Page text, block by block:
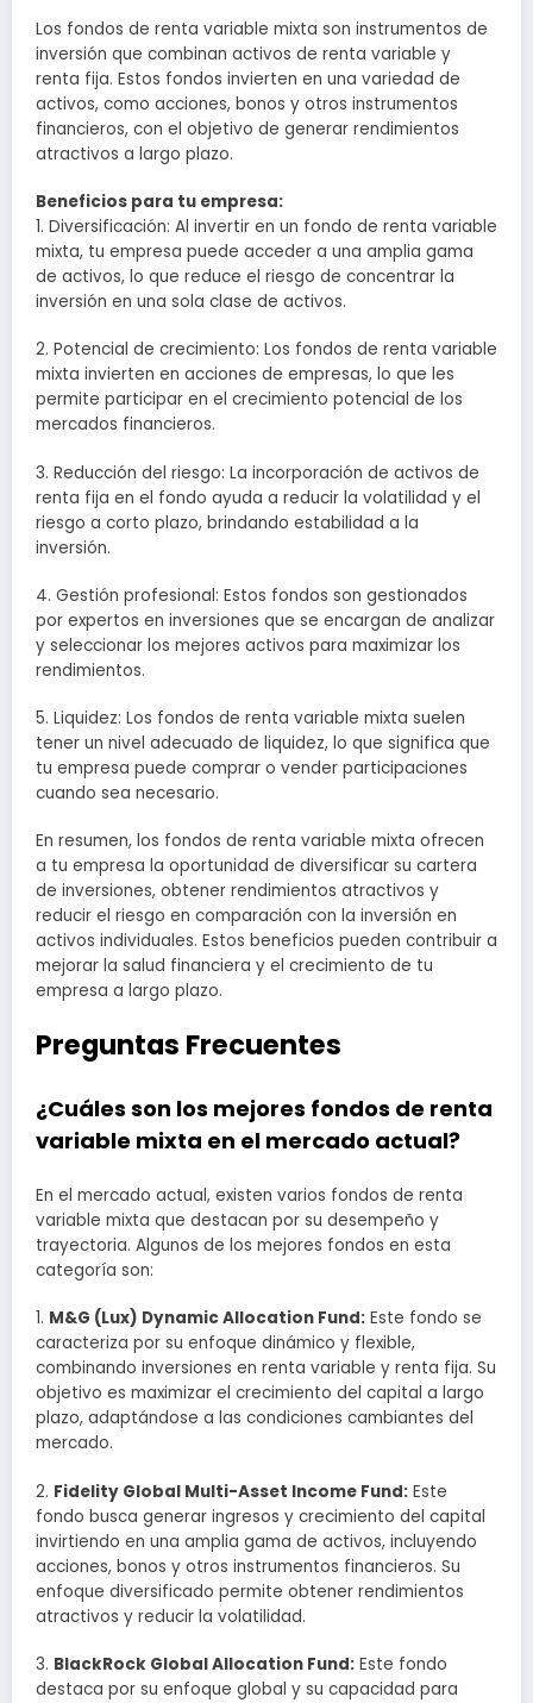
Los fondos de renta variable mixta son instrumentos de
inversión que combinan activos de renta variable y
renta fija. Estos fondos invierten en una variedad de
activos, como acciones, bonos y otros instrumentos
financieros, con el objetivo de generar rendimientos
atractivos a largo plazo.
Beneficios para tu empresa:
1. Diversificación: Al invertir en un fondo de renta variable
mixta, tu empresa puede acceder a una amplia gama
de activos, lo que reduce el riesgo de concentrar la
inversión en una sola clase de activos.
2. Potencial de crecimiento: Los fondos de renta variable
mixta invierten en acciones de empresas, lo que les
permite participar en el crecimiento potencial de los
mercados financieros.
3. Reducción del riesgo: La incorporación de activos de
renta fija en el fondo ayuda a reducir la volatilidad y el
riesgo a corto plazo, brindando estabilidad a la
inversión.
4. Gestión profesional: Estos fondos son gestionados
por expertos en inversiones que se encargan de analizar
y seleccionar los mejores activos para maximizar los
rendimientos.
5. Liquidez: Los fondos de renta variable mixta suelen
tener un nivel adecuado de liquidez, lo que significa que
tu empresa puede comprar o vender participaciones
cuando sea necesario.
En resumen, los fondos de renta variable mixta ofrecen
a tu empresa la oportunidad de diversificar su cartera
de inversiones, obtener rendimientos atractivos y
reducir el riesgo en comparación con la inversión en
activos individuales. Estos beneficios pueden contribuir a
mejorar la salud financiera y el crecimiento de tu
empresa a largo plazo.
Preguntas Frecuentes
¿Cuáles son los mejores fondos de renta
variable mixta en el mercado actual?
En el mercado actual, existen varios fondos de renta
variable mixta que destacan por su desempeño y
trayectoria. Algunos de los mejores fondos en esta
categoría son:
1. M&G (Lux) Dynamic Allocation Fund: Este fondo se
caracteriza por su enfoque dinámico y flexible,
combinando inversiones en renta variable y renta fija. Su
objetivo es maximizar el crecimiento del capital a largo
plazo, adaptándose a las condiciones cambiantes del
mercado.
2. Fidelity Global Multi-Asset Income Fund: Este
fondo busca generar ingresos y crecimiento del capital
invirtiendo en una amplia gama de activos, incluyendo
acciones, bonos y otros instrumentos financieros. Su
enfoque diversificado permite obtener rendimientos
atractivos y reducir la volatilidad.
3. BlackRock Global Allocation Fund: Este fondo
destaca por su enfoque global y su capacidad para